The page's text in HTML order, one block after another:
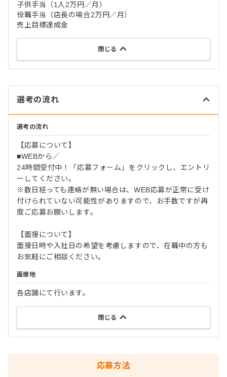
子供手当（1人2万円／月）
役職手当（店長の場合2万円／月）
売上目標達成金
閉じる
選考の流れ
選考の流れ
【応募について】
■WEBから／
24時間受付中！「応募フォーム」をクリックし、エントリ
ーしてください。
※数日経っても連絡が無い場合は、WEB応募が正常に受け
付けられていない可能性がありますので、お手数ですが再
度ご応募お願いします。
【面接について】
面接日時や入社日の希望を考慮しますので、在職中の方も
お気軽にご相談ください。
面接地
各店舗にて行います。
閉じる
応募方法